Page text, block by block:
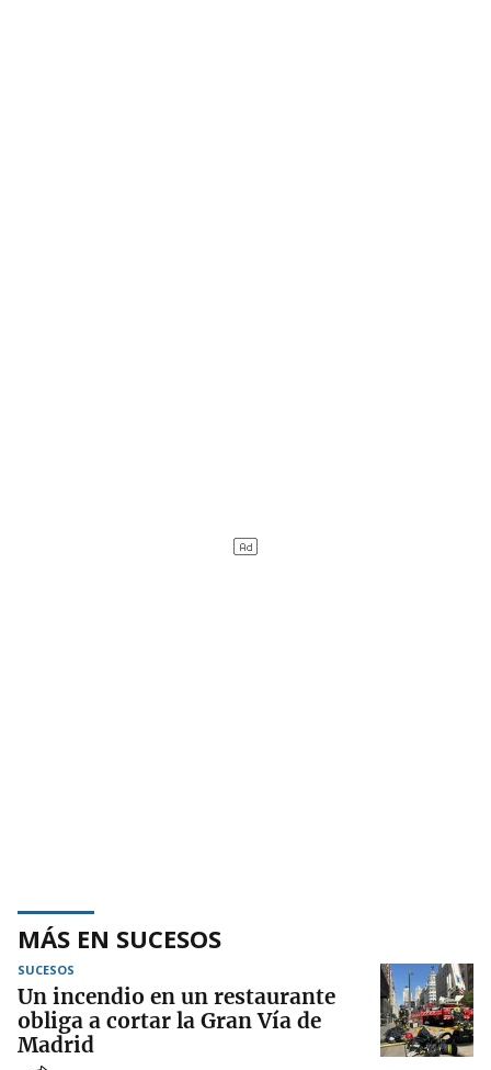
MÁS EN SUCESOS
SUCESOS
Un incendio en un restaurante
obliga a cortar la Gran Vía de
Madrid